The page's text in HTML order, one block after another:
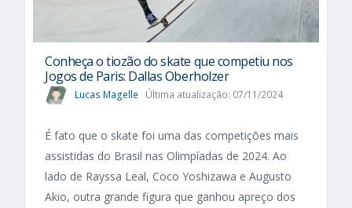
Conheça o tiozão do skate que competiu nos
Jogos de Paris: Dallas Oberholzer
Lucas Magelle Última atualização: 07/11/2024
É fato que o skate foi uma das competições mais
assistidas do Brasil nas Olimpíadas de 2024. Ao
lado de Rayssa Leal, Coco Yoshizawa e Augusto
Akio, outra grande figura que ganhou apreço dos